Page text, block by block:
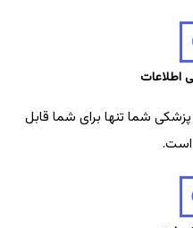
اطلاعات
شما تنها برای شما قابل